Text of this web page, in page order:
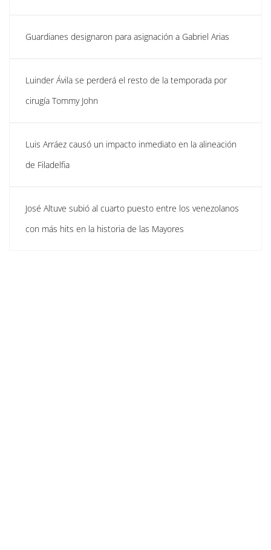
Guardianes designaron para asignación a Gabriel Arias
Luinder Ávila se perderá el resto de la temporada por
cirugía Tommy John
Luis Arráez causó un impacto inmediato en la alineación
de Filadelfia
José Altuve subió al cuarto puesto entre los venezolanos
con más hits en la historia de las Mayores